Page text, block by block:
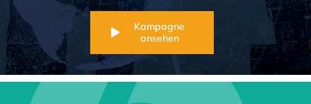
Kontakt
Kampagne
ansehen